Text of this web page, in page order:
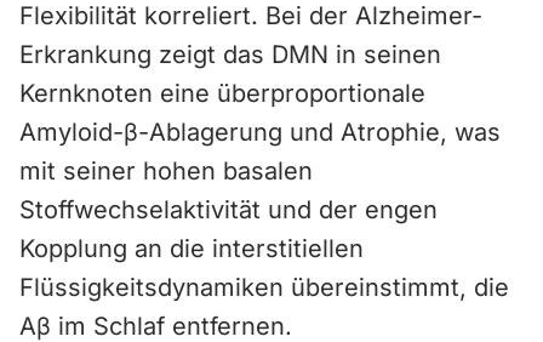
Flexibilität korreliert. Bei der Alzheimer-
Erkrankung zeigt das DMN in seinen
Kernknoten eine überproportionale
Amyloid-β-Ablagerung und Atrophie, was
mit seiner hohen basalen
Stoffwechselaktivität und der engen
Kopplung an die interstitiellen
Flüssigkeitsdynamiken übereinstimmt, die
Aβ im Schlaf entfernen.